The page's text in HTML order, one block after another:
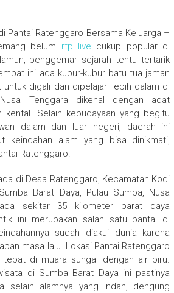
Pantai Ratenggaro Bersama Keluarga –
belum rtp live cukup popular di
penggemar sejarah tentu tertarik
ini ada kubur-kubur batu tua jaman
untuk digali dan dipelajari lebih dalam di
Tenggara dikenal dengan adat
kental. Selain kebudayaan yang begitu
dalam dan luar negeri, daerah ini
keindahan alam yang bisa dinikmati,
Ratenggaro.
di Desa Ratenggaro, Kecamatan Kodi
Barat Daya, Pulau Sumba, Nusa
sekitar 35 kilometer barat daya
ini merupakan salah satu pantai di
sudah diakui dunia karena
masa lalu. Lokasi Pantai Ratenggaro
tepat di muara sungai dengan air biru.
di Sumba Barat Daya ini pastinya
selain alamnya yang indah, dengung